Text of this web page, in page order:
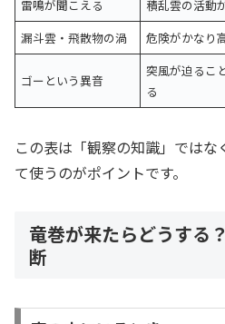
雷鳴が聞こえる 積乱雲の活動
漏斗雲・飛散物の渦
危険がかなり
ゴーという異音
突風が迫るこ
る
この表は「観察の知識」では
て使うのがポイントです。
竜巻が来たらどうする
断